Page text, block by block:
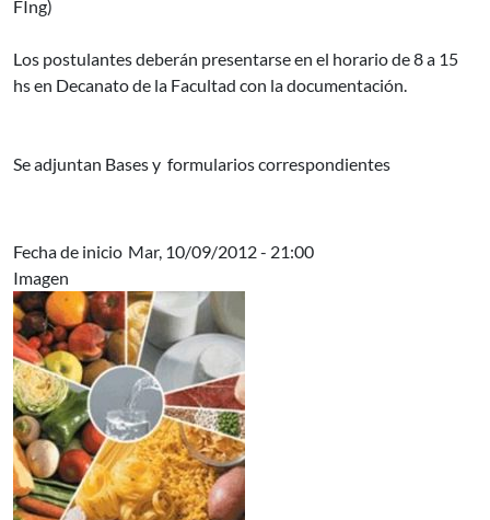
FIng)
Los postulantes deberán presentarse en el horario de 8 a 15
hs en Decanato de la Facultad con la documentación.
Se adjuntan Bases y formularios correspondientes
Fecha de inicio Mar, 10/09/2012 - 21:00
Imagen